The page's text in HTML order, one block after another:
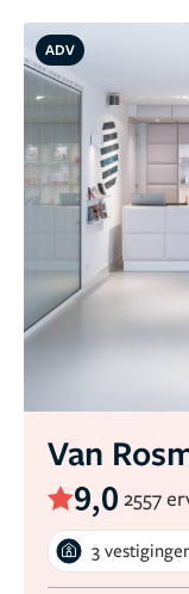
ADV
Van
9,0 2557
3